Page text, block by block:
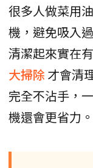
很多人做菜用
機，避免吸入
清潔起來實在
大掃除 才會清
完全不沾手，
機還會更省力。